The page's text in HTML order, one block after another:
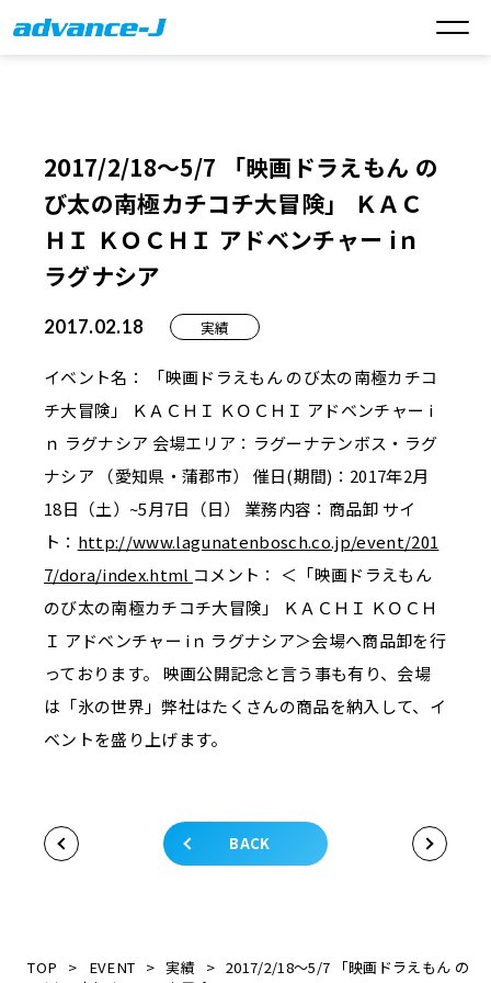
2017/2/18～5/7 「映画ドラえもん の
び太の南極カチコチ大冒険」 ＫＡＣ
ＨＩ ＫＯＣＨＩ アドベンチャー iｎ
ラグナシア
2017.02.18 実績
イベント名： 「映画ドラえもん のび太の南極カチコ
チ大冒険」 ＫＡＣＨＩ ＫＯＣＨＩ アドベンチャー i
ｎ ラグナシア 会場エリア：ラグーナテンボス・ラグ
ナシア （愛知県・蒲郡市） 催日(期間)：2017年2月
18日（土）~5月7日（日） 業務内容：商品卸 サイ
ト： http://www.lagunatenbosch.co.jp/event/201
7/dora/index.html コメント： ＜「映画ドラえもん
のび太の南極カチコチ大冒険」 ＫＡＣＨＩ ＫＯＣＨ
Ｉ アドベンチャー iｎ ラグナシア＞会場へ商品卸を行
っております。 映画公開記念と言う事も有り、会場
は「氷の世界」弊社はたくさんの商品を納入して、イ
ベントを盛り上げます。
BACK
TOP > EVENT > 実績 > 2017/2/18～5/7 「映画ドラえもん の